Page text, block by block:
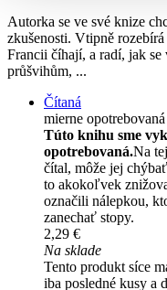
Autorka se ve své knize
zkušenosti. Vtipně
Francii číhají, a radí, jak se
průšvihům, ...
Čítaná
mierne opotrebovaná
Túto knihu sme
opotrebovaná.Na
čítal, môže jej
to akokoľvek
označili nálepkou,
zanechať stopy.
2,29 €
Na sklade
Tento produkt síce
iba posledné kusy a